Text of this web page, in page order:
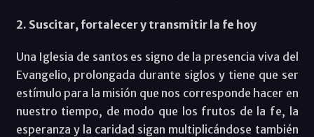
2. Suscitar, fortalecer y transmitir la fe hoy
Una Iglesia de santos es signo de la presencia viva del
Evangelio, prolongada durante siglos y tiene que ser
estímulo para la misión que nos corresponde hacer en
nuestro tiempo, de modo que los frutos de la fe, la
esperanza y la caridad sigan multiplicándose también